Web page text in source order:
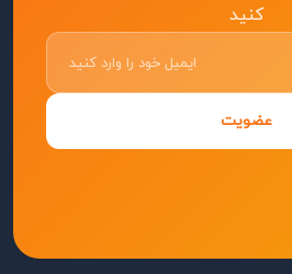
کنید
عضویت